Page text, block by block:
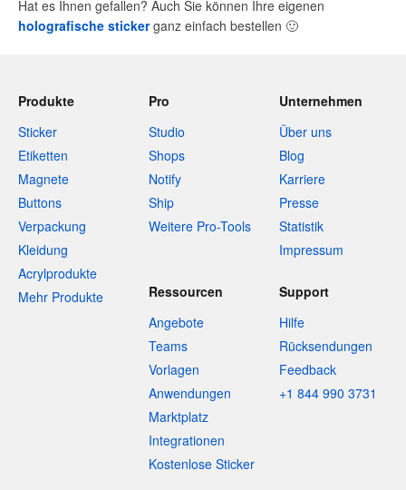
Hat es Ihnen gefallen? Auch Sie können Ihre eigenen
holografische stickerganz einfach bestellen 🙂
Produkte
Sticker
Etiketten
Magnete
Buttons
Verpackung
Kleidung
Acrylprodukte
Mehr Produkte
Pro
Studio
Shops
Notify
Ship
Weitere Pro-Tools
Unternehmen
Über uns
Blog
Karriere
Presse
Statistik
Impressum
Ressourcen
Angebote
Teams
Vorlagen
Anwendungen
Marktplatz
Integrationen
Kostenlose Sticker
Support
Hilfe
Rücksendungen
Feedback
+1 844 990 3731